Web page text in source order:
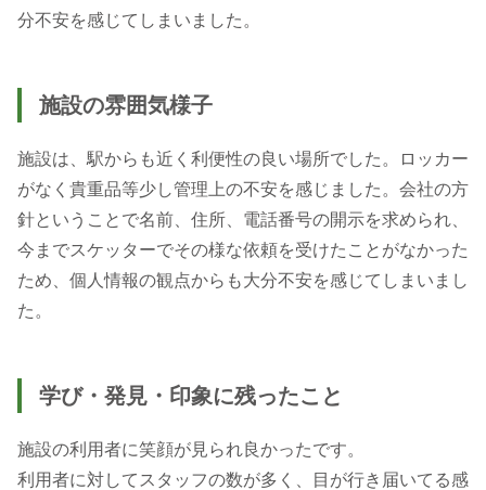
分不安を感じてしまいました。
施設の雰囲気様子
施設は、駅からも近く利便性の良い場所でした。ロッカー
がなく貴重品等少し管理上の不安を感じました。会社の方
針ということで名前、住所、電話番号の開示を求められ、
今までスケッターでその様な依頼を受けたことがなかった
ため、個人情報の観点からも大分不安を感じてしまいまし
た。
学び・発見・印象に残ったこと
施設の利用者に笑顔が見られ良かったです。
利用者に対してスタッフの数が多く、目が行き届いてる感